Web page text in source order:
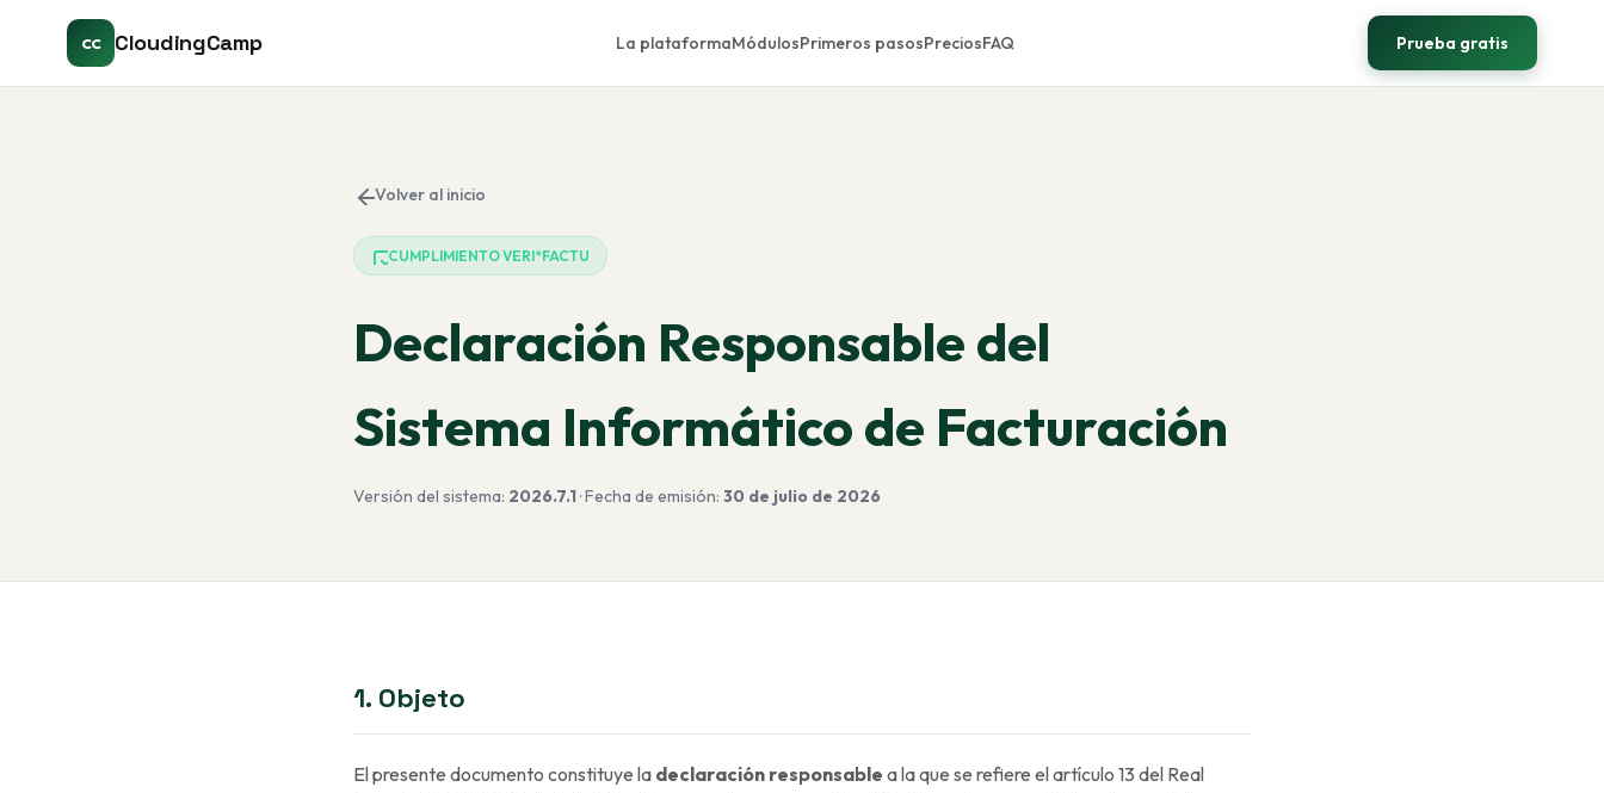
CC CloudingCamp La plataformaMódulosPrimeros pasosPreciosFAQ Prueba gratis
Volver al inicio
CUMPLIMIENTO VERI*FACTU
Declaración Responsable del
Sistema Informático de Facturación
Versión del sistema: 2026.7.1· Fecha de emisión: 30 de julio de 2026
1. Objeto
El presente documento constituye la declaración responsable a la que se refiere el artículo 13 del Real